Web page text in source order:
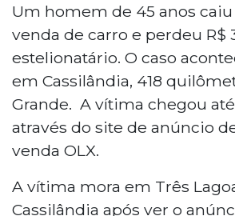
Um homem de 45 anos
venda de carro e perdeu R$
estelionatário. O caso
em Cassilândia, 418
Grande. A vítima chegou
através do site de anúncio
venda OLX.
A vítima mora em Três
Cassilândia após ver o